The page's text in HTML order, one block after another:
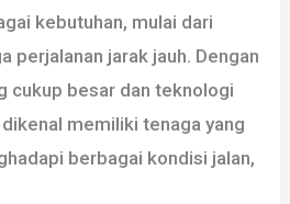
kebutuhan, mulai dari
perjalanan jarak jauh. Dengan
cukup besar dan teknologi
memiliki tenaga yang
berbagai kondisi jalan,